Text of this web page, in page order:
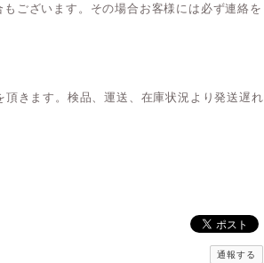
ございます。その場合お客様には必ず連絡を
きます。検品、運送、在庫状況より発送遅れ
通報する